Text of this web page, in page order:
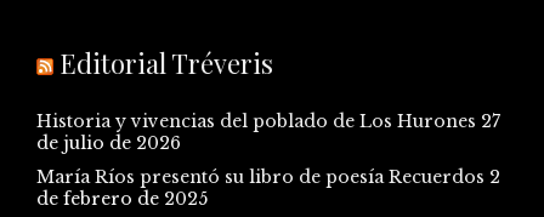
Editorial Tréveris
Historia y vivencias del poblado de Los Hurones 27
de julio de 2026
María Ríos presentó su libro de poesía Recuerdos 2
de febrero de 2025